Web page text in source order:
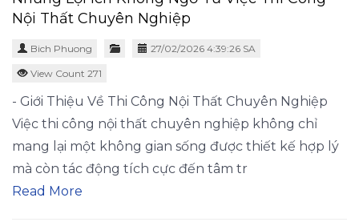
Nội Thất Chuyên Nghiệp
Bich Phuong 27/02/2026 4:39:26 SA
View Count 271
- Giới Thiệu Về Thi Công Nội Thất Chuyên Nghiệp
Việc thi công nội thất chuyên nghiệp không chỉ
mang lại một không gian sống được thiết kế hợp lý
mà còn tác động tích cực đến tâm tr
Read More